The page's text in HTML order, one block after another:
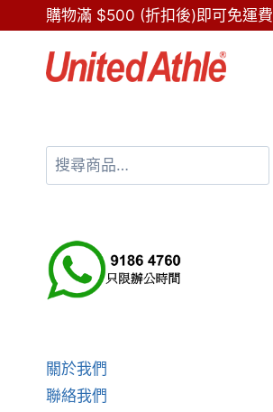
to
content
購物滿 $500 (折扣後)即可免運費
搜
尋
關於我們
聯絡我們